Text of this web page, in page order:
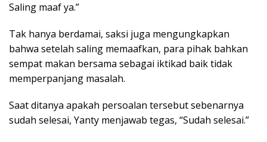
Saling maaf ya.”
Tak hanya berdamai, saksi juga mengungkapkan
bahwa setelah saling memaafkan, para pihak bahkan
sempat makan bersama sebagai iktikad baik tidak
memperpanjang masalah.
Saat ditanya apakah persoalan tersebut sebenarnya
sudah selesai, Yanty menjawab tegas, “Sudah selesai.”